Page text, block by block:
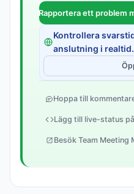
Rapportera ett problem
Kontrollera
anslutning i realtid.
Hoppa till
Lägg till live-status
Besök Team Meeting